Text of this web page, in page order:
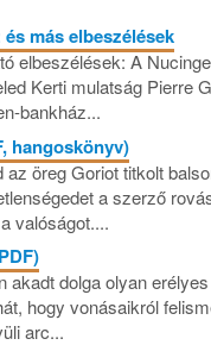
más elbeszélések
elbeszélések: A
Kerti mulatság Pierre
bankház...
hangoskönyv)
öreg Goriot titkolt
a szerző
valóságot....
akadt dolga olyan
hogy vonásaikról
arc...